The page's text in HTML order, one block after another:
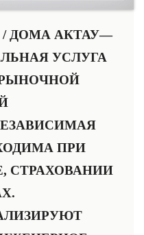
ДОМА АКТАУ—
УСЛУГА
ПРИ
СТРАХОВАНИИ